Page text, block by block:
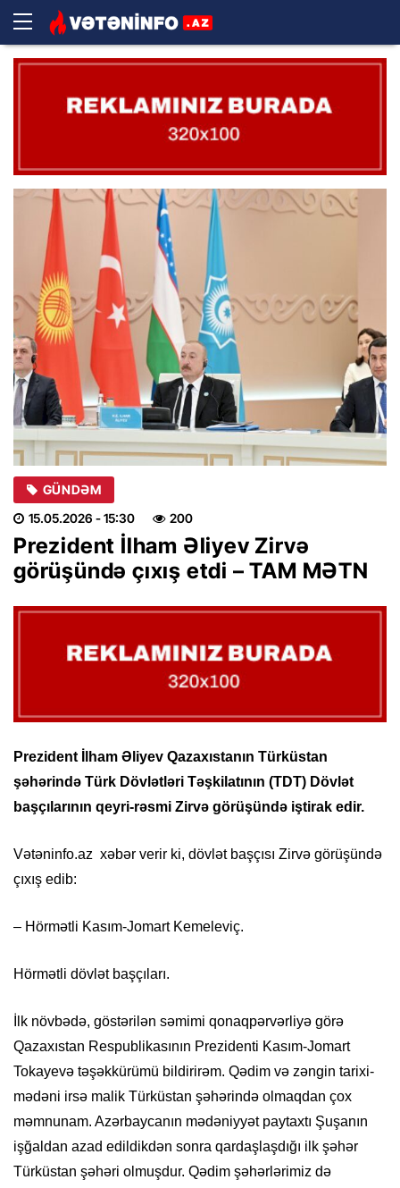
GÜNDƏM
15.05.2026 - 15:30 200
Prezident İlham Əliyev Zirvə
görüşündə çıxış etdi – TAM MƏTN
Prezident İlham Əliyev Qazaxıstanın Türküstan
şəhərində Türk Dövlətləri Təşkilatının (TDT) Dövlət
başçılarının qeyri-rəsmi Zirvə görüşündə iştirak edir.
Vətəninfo.az xəbər verir ki, dövlət başçısı Zirvə görüşündə
çıxış edib:
– Hörmətli Kasım-Jomart Kemeleviç.
Hörmətli dövlət başçıları.
İlk növbədə, göstərilən səmimi qonaqpərvərliyə görə
Qazaxıstan Respublikasının Prezidenti Kasım-Jomart
Tokayevə təşəkkürümü bildirirəm. Qədim və zəngin tarixi-
mədəni irsə malik Türküstan şəhərində olmaqdan çox
məmnunam. Azərbaycanın mədəniyyət paytaxtı Şuşanın
işğaldan azad edildikdən sonra qardaşlaşdığı ilk şəhər
Türküstan şəhəri olmuşdur. Qədim şəhərlərimiz də